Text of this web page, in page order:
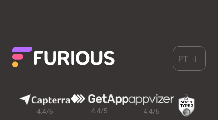
4,4/5 4,4/5 4,4/5
PT